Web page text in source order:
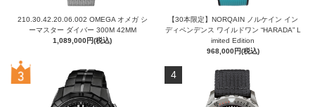
210.30.42.20.06.002 OMEGA オメガ シ
ーマスター ダイバー 300M 42MM
1,089,000円(税込)
【30本限定】NORQAIN ノルケイン イン
ディペンデンス ワイルドワン “HARADA” L
imited Edition
968,000円(税込)
4